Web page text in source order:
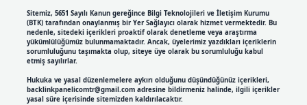
Sitemiz, 5651 Sayılı Kanun gereğince Bilgi Teknolojileri ve İletişim Kurumu
(BTK) tarafından onaylanmış bir Yer Sağlayıcı olarak hizmet vermektedir. Bu
nedenle, sitedeki içerikleri proaktif olarak denetleme veya araştırma
yükümlülüğümüz bulunmamaktadır. Ancak, üyelerimiz yazdıkları içeriklerin
sorumluluğunu taşımakta olup, siteye üye olarak bu sorumluluğu kabul
etmiş sayılırlar.
Hukuka ve yasal düzenlemelere aykırı olduğunu düşündüğünüz içerikleri,
backlinkpanelicomtr@gmail.comadresine bildirmeniz halinde, ilgili içerikler
yasal süre içerisinde sitemizden kaldırılacaktır.